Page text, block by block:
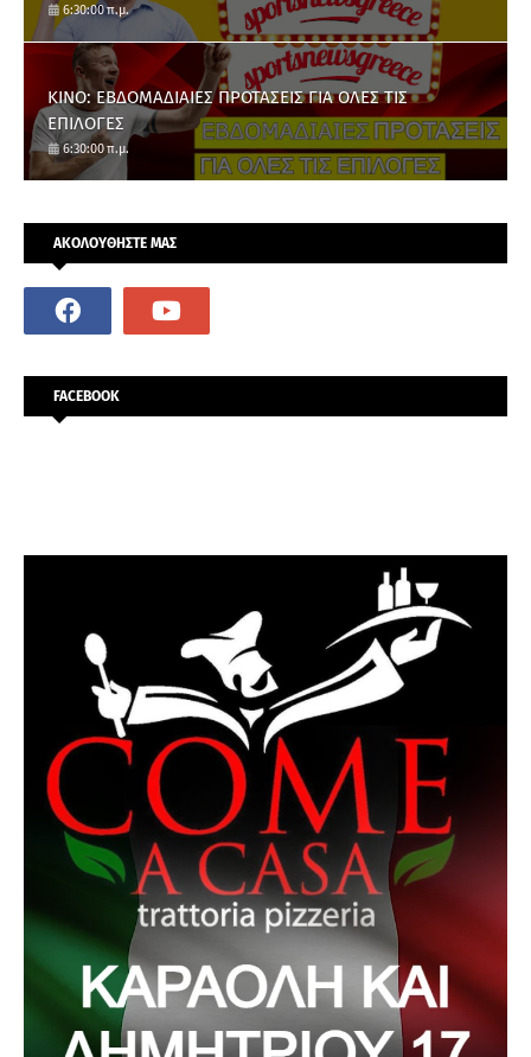
6:30:00 π.μ.
ΚΙΝΟ: ΕΒΔΟΜΑΔΙΑΙΕΣ ΠΡΟΤΑΣΕΙΣ ΓΙΑ ΟΛΕΣ ΤΙΣ
ΕΠΙΛΟΓΕΣ
6:30:00 π.μ.
ΑΚΟΛΟΥΘΗΣΤΕ ΜΑΣ
FACEBOOK